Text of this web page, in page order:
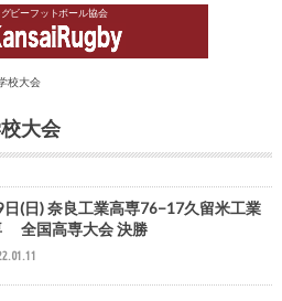
ビーフットボール協会
校大会
大会
日(日) 奈良工業高専76−17久留米工業
全国高専大会 決勝